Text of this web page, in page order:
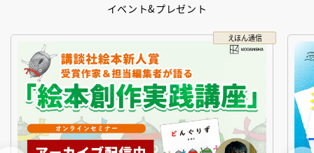
イベント&プレゼント
えほん通信